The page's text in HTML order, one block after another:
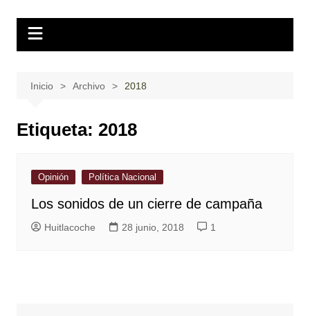
Inicio Archivo 2018
Etiqueta: 2018
Opinión Política Nacional
Los sonidos de un cierre de campaña
Huitlacoche 28 junio, 2018 1